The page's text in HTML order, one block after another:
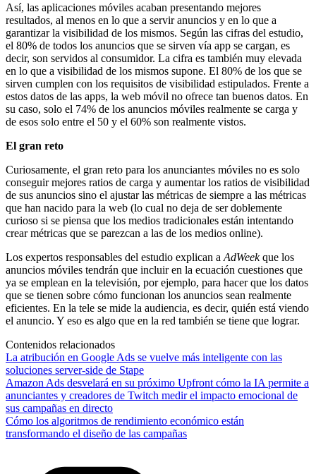
Así, las aplicaciones móviles acaban presentando mejores
resultados, al menos en lo que a servir anuncios y en lo que a
garantizar la visibilidad de los mismos. Según las cifras del estudio,
el 80% de todos los anuncios que se sirven vía app se cargan, es
decir, son servidos al consumidor. La cifra es también muy elevada
en lo que a visibilidad de los mismos supone. El 80% de los que se
sirven cumplen con los requisitos de visibilidad estipulados. Frente a
estos datos de las apps, la web móvil no ofrece tan buenos datos. En
su caso, solo el 74% de los anuncios móviles realmente se carga y
de esos solo entre el 50 y el 60% son realmente vistos.
El gran reto
Curiosamente, el gran reto para los anunciantes móviles no es solo
conseguir mejores ratios de carga y aumentar los ratios de visibilidad
de sus anuncios sino el ajustar las métricas de siempre a las métricas
que han nacido para la web (lo cual no deja de ser doblemente
curioso si se piensa que los medios tradicionales están intentando
crear métricas que se parezcan a las de los medios online).
Los expertos responsables del estudio explican a AdWeekque los
anuncios móviles tendrán que incluir en la ecuación cuestiones que
ya se emplean en la televisión, por ejemplo, para hacer que los datos
que se tienen sobre cómo funcionan los anuncios sean realmente
eficientes. En la tele se mide la audiencia, es decir, quién está viendo
el anuncio. Y eso es algo que en la red también se tiene que lograr.
Contenidos relacionados
La atribución en Google Ads se vuelve más inteligente con las
soluciones server-side de Stape
Amazon Ads desvelará en su próximo Upfront cómo la IA permite a
anunciantes y creadores de Twitch medir el impacto emocional de
sus campañas en directo
Cómo los algoritmos de rendimiento económico están
transformando el diseño de las campañas